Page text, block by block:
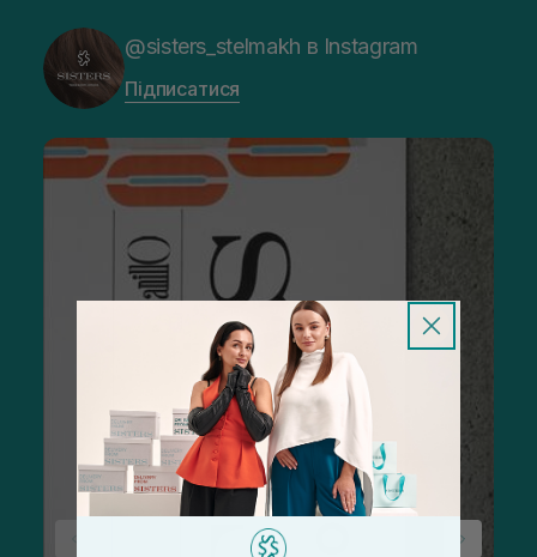
@sisters_stelmakh в Instagram
Підписатися